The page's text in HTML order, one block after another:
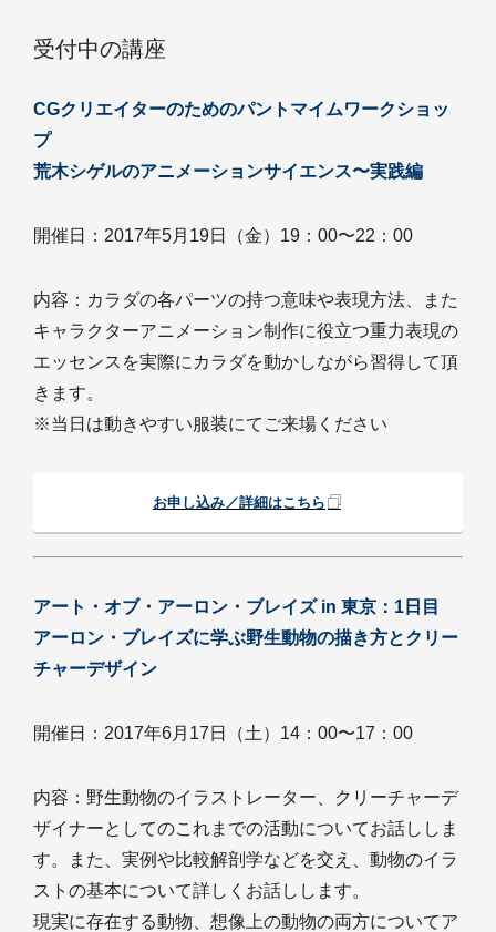
受付中の講座
CGクリエイターのためのパントマイムワークショッ
プ
荒木シゲルのアニメーションサイエンス〜実践編
開催日：2017年5月19日（金）19：00〜22：00
内容：カラダの各パーツの持つ意味や表現方法、また
キャラクターアニメーション制作に役立つ重力表現の
エッセンスを実際にカラダを動かしながら習得して頂
きます。
※当日は動きやすい服装にてご来場ください
お申し込み／詳細はこちら
アート・オブ・アーロン・ブレイズ in 東京：1日目
アーロン・ブレイズに学ぶ野生動物の描き方とクリー
チャーデザイン
開催日：2017年6月17日（土）14：00〜17：00
内容：野生動物のイラストレーター、クリーチャーデ
ザイナーとしてのこれまでの活動についてお話ししま
す。また、実例や比較解剖学などを交え、動物のイラ
ストの基本について詳しくお話しします。
現実に存在する動物、想像上の動物の両方についてア